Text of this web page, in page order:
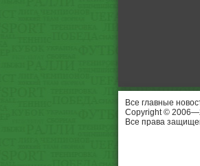
Все главные
Copyright ©
Все права